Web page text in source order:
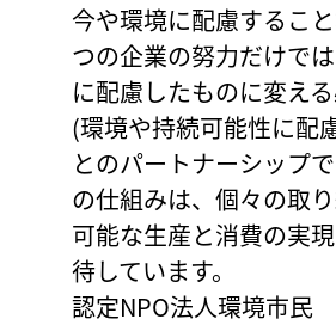
今や環境に配慮するこ
つの企業の努力だけで
に配慮したものに変え
(環境や持続可能性に配
とのパートナーシップ
の仕組みは、個々の取
可能な生産と消費の実
待しています。
認定NPO法人環境市